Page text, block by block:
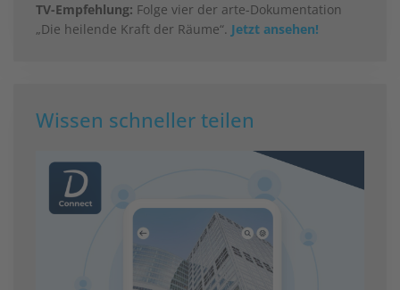
TV-Empfehlung: Folge vier der arte-Dokumentation
„Die heilende Kraft der Räume“. Jetzt ansehen!
Wissen schneller teilen